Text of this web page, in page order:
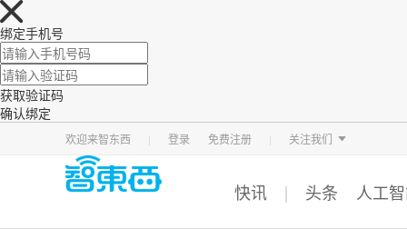
绑定手机号
获取验证码
确认绑定
欢迎来智东西 登录 免费注册 关注我们
智东西 车东西 芯东西
快讯 头条 人工